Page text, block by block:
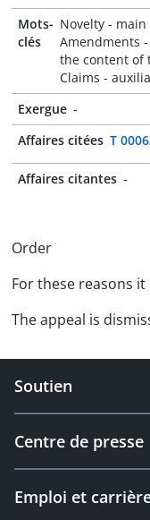
Mots-
clés
Novelty -
Amendments
the content of
Claims -
Exergue -
Affaires citées T
Affaires citantes -
Order
For these reasons
The appeal is
Soutien
Centre de presse
Emploi et